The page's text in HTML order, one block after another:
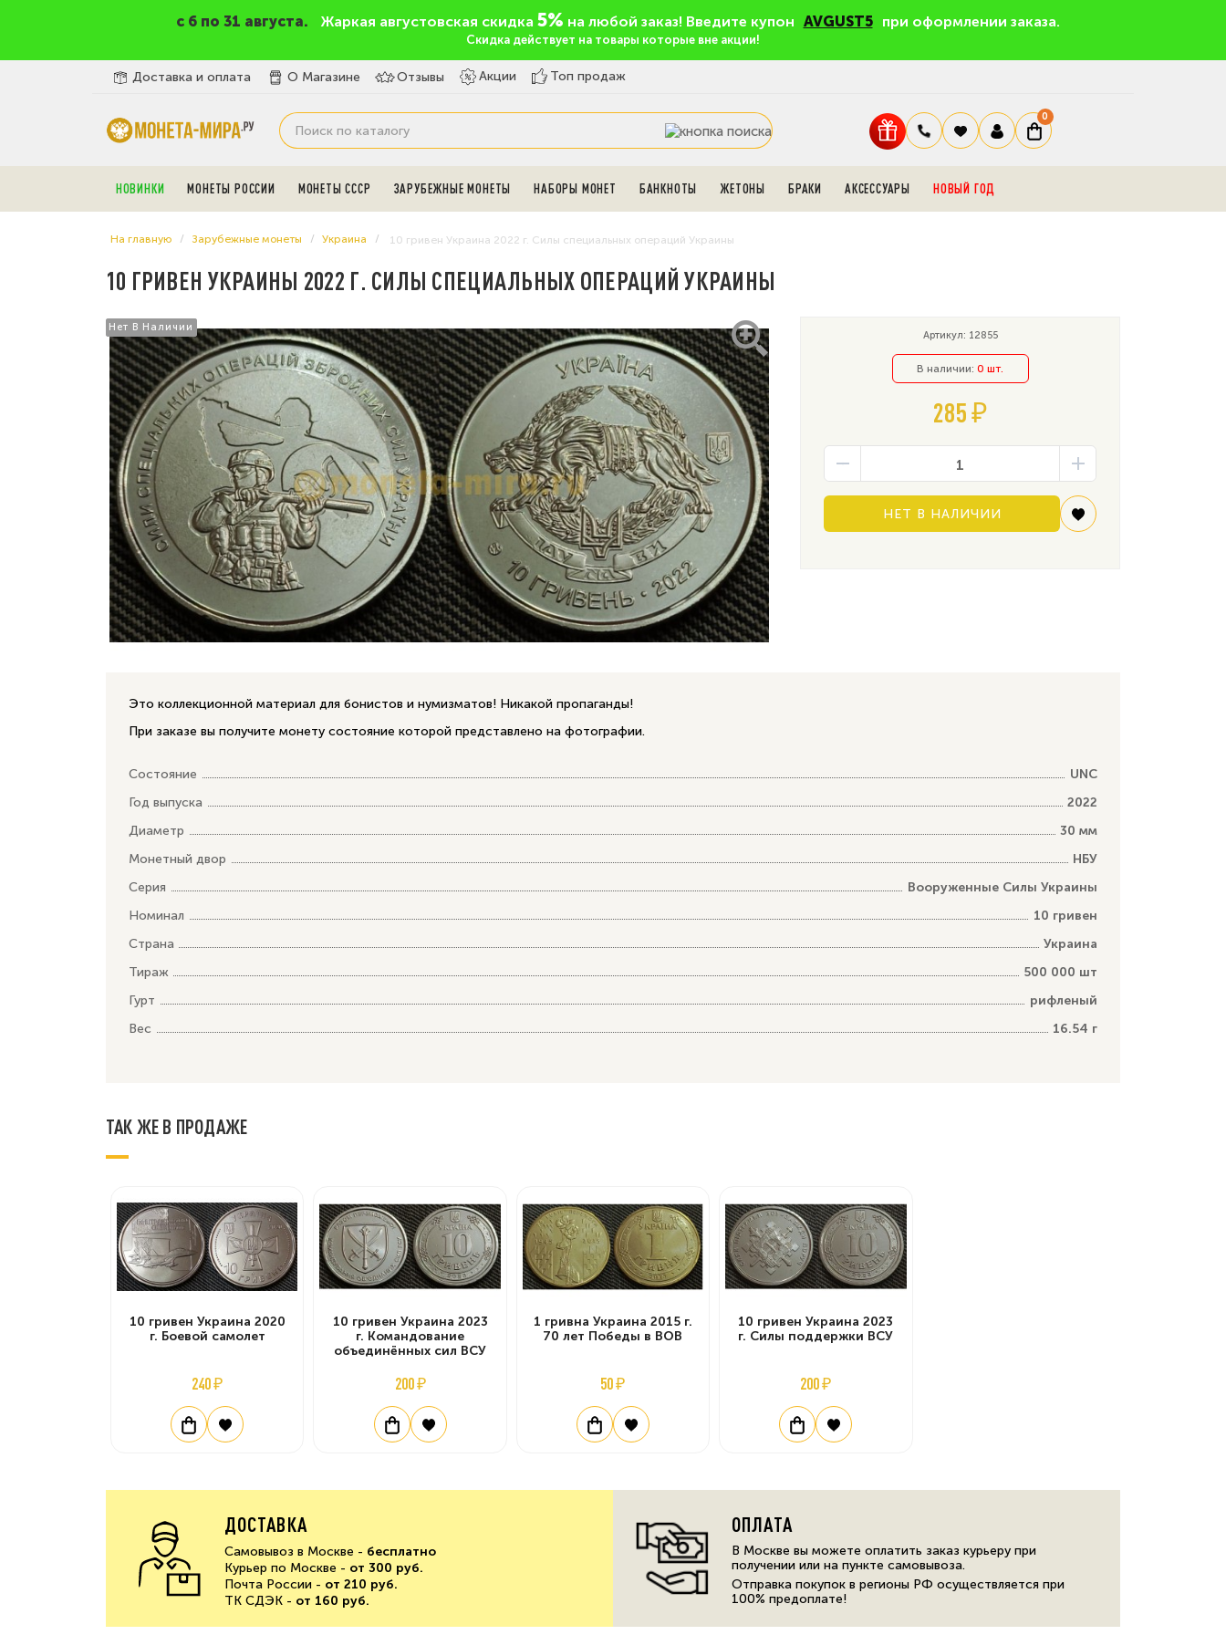
c 6 по 31 августа. Жаркая августовская скидка 5% на любой заказ! Введите купон AVGUST5 при оформлении заказа.
Скидка действует на товары которые вне акции!
Доставка и оплата О Магазине Отзывы Акции Топ продаж
0
НОВИНКИ МОНЕТЫ РОССИИ МОНЕТЫ СССР ЗАРУБЕЖНЫЕ МОНЕТЫ НАБОРЫ МОНЕТ БАНКНОТЫ ЖЕТОНЫ БРАКИ АКСЕССУАРЫ НОВЫЙ ГОД
На главную Зарубежные монеты Украина 10 гривен Украина 2022 г. Силы специальных операций Украины
10 ГРИВЕН УКРАИНЫ 2022 Г. СИЛЫ СПЕЦИАЛЬНЫХ ОПЕРАЦИЙ УКРАИНЫ
Нет В Наличии
Нет В Наличии
Артикул: 12855
В наличии:0 шт.
285 ₽
НЕТ В НАЛИЧИИ
Это коллекционной материал для бонистов и нумизматов! Никакой пропаганды!
При заказе вы получите монету состояние которой представлено на фотографии.
Состояние
UNC
Год выпуска
2022
Диаметр
30 мм
Монетный двор
НБУ
Серия
Вооруженные Силы Украины
Номинал
10 гривен
Страна
Украина
Тираж
500 000 шт
Гурт
рифленый
Вес
16.54 г
ТАК ЖЕ В ПРОДАЖЕ
10 гривен Украина 2020
г. Боевой самолет
240 ₽
10 гривен Украина 2023
г. Командование
объединённых сил ВСУ
200 ₽
1 гривна Украина 2015 г.
70 лет Победы в ВОВ
50 ₽
10 гривен Украина 2023
г. Силы поддержки ВСУ
200 ₽
ДОСТАВКА
Самовывоз в Москве - бесплатно
Курьер по Москве - от 300 руб.
Почта России - от 210 руб.
ТК СДЭК - от 160 руб.
ОПЛАТА
В Москве вы можете оплатить заказ курьеру при
получении или на пункте самовывоза.
Отправка покупок в регионы РФ осуществляется при
100% предоплате!